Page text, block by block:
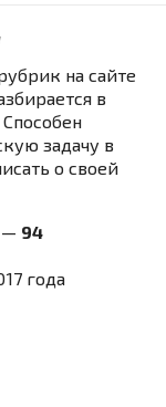
на сайте
в
задачу в
о своей
— 94
года